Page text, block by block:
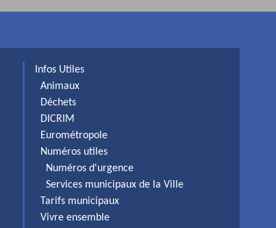
Infos Utiles
Animaux
Déchets
DICRIM
Eurométropole
Numéros utiles
Numéros d'urgence
Services municipaux de la Ville
Tarifs municipaux
Vivre ensemble